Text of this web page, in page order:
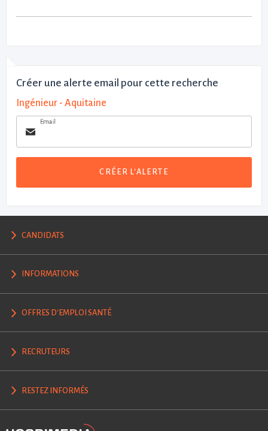
Créer une alerte email pour cette recherche
Ingénieur - Aquitaine
Email
CRÉER L'ALERTE
CANDIDATS
INFORMATIONS
OFFRES D'EMPLOI SANTÉ
RECRUTEURS
RESTEZ INFORMÉS